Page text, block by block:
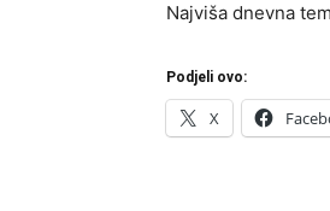
Najviša dnevna
Podjeli ovo:
X